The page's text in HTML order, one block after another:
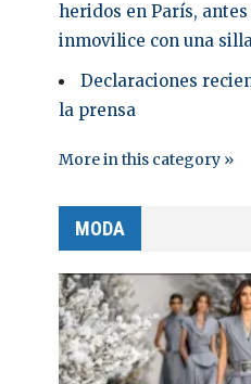
heridos en París,
inmovilice con una
Declaraciones
la prensa
More in this category »
MODA